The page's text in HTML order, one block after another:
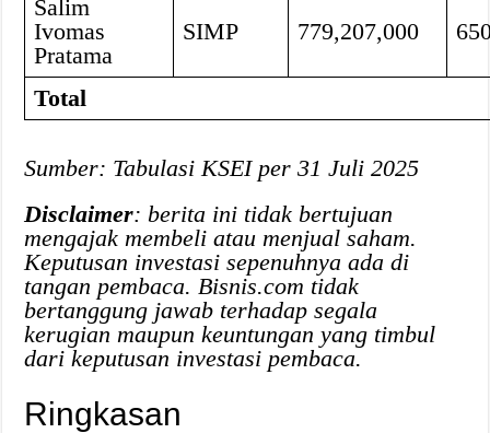
Salim
Ivomas
Pratama
SIMP 779,207,000
Total
Sumber: Tabulasi KSEI per 31 Juli 2025
Disclaimer: berita ini tidak bertujuan
mengajak membeli atau menjual saham.
Keputusan investasi sepenuhnya ada di
tangan pembaca. Bisnis.com tidak
bertanggung jawab terhadap segala
kerugian maupun keuntungan yang timbul
dari keputusan investasi pembaca.
Ringkasan